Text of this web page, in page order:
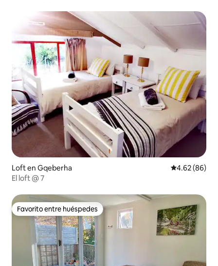
Loft en Gqeberha Calificación
4.62 (86)
El loft @ 7
Favorito entre huéspedes
Favorito entre huéspedes